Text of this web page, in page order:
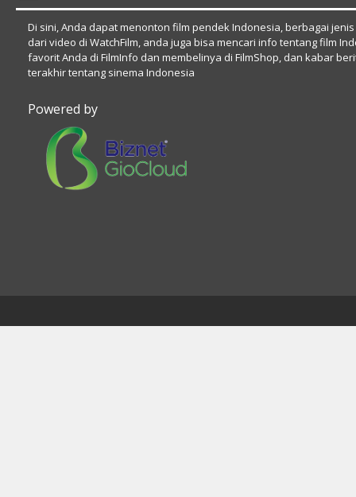
Di sini, Anda dapat menonton film pendek Indonesia, berbagai
dari video di WatchFilm, anda juga bisa mencari info tentang film
favorit Anda di FilmInfo dan membelinya di FilmShop, dan kabar
terakhir tentang sinema Indonesia
Powered by